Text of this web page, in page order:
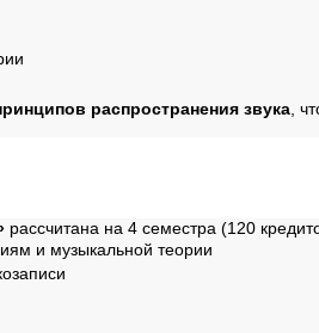
распространения звука,
рассчитана на 4 семестра (120
и музыкальной теории